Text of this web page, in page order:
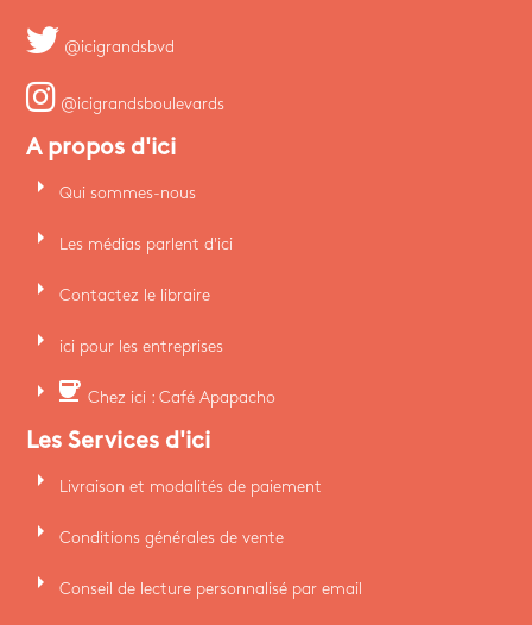
@icigrandsbvd
@icigrandsboulevards
A propos d'ici
arrow_right Qui sommes-nous
arrow_right Les médias parlent d'ici
arrow_right Contactez le libraire
arrow_right ici pour les entreprises
arrow_right coffee Chez ici : Café Apapacho
Les Services d'ici
arrow_right Livraison et modalités de paiement
arrow_right Conditions générales de vente
arrow_right Conseil de lecture personnalisé par email